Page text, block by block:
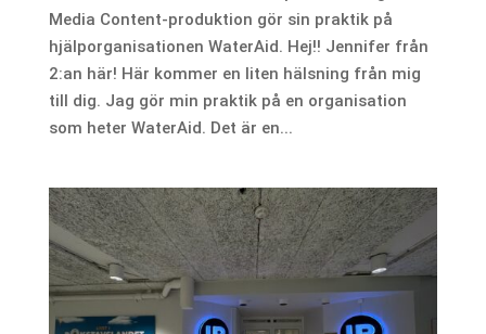
Media Content-produktion gör sin praktik på
hjälporganisationen WaterAid. Hej!! Jennifer från
2:an här! Här kommer en liten hälsning från mig
till dig. Jag gör min praktik på en organisation
som heter WaterAid. Det är en...